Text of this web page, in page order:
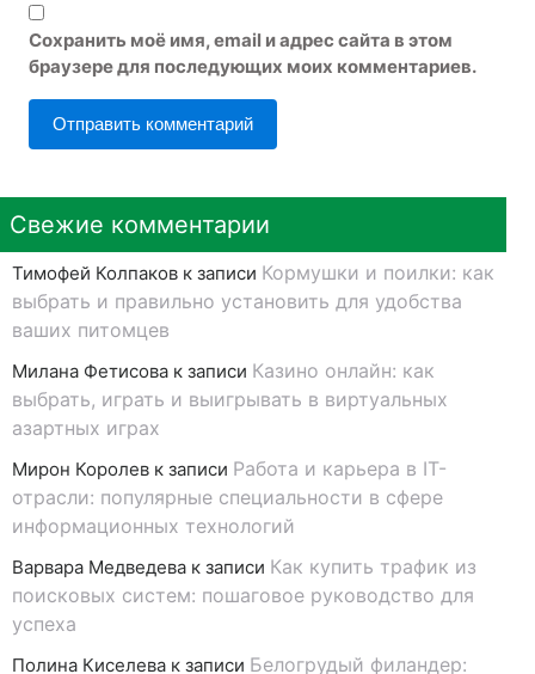
Сохранить моё имя, email и адрес сайта в этом
браузере для последующих моих комментариев.
Свежие комментарии
Тимофей Колпаков к записи Кормушки и поилки: как
выбрать и правильно установить для удобства
ваших питомцев
Милана Фетисова к записи Казино онлайн: как
выбрать, играть и выигрывать в виртуальных
азартных играх
Мирон Королев к записи Работа и карьера в IT-
отрасли: популярные специальности в сфере
информационных технологий
Варвара Медведева к записи Как купить трафик из
поисковых систем: пошаговое руководство для
успеха
Полина Киселева к записи Белогрудый филандер: